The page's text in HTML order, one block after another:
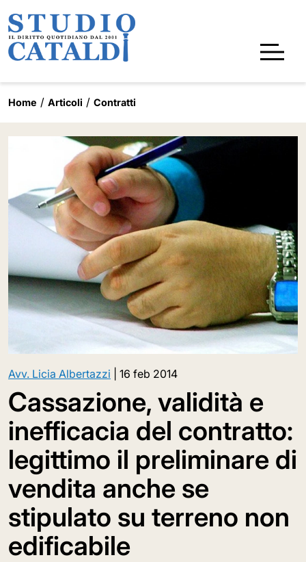
Home Articoli Contratti
Avv. Licia Albertazzi 16 feb 2014
Cassazione, validità e
inefficacia del contratto:
legittimo il preliminare di
vendita anche se
stipulato su terreno non
edificabile